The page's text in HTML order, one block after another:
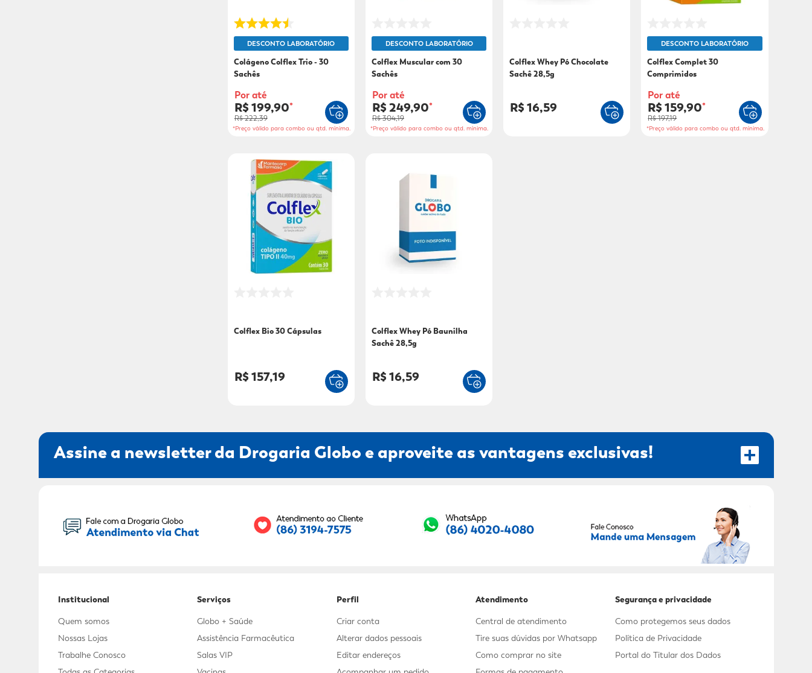
DESCONTO LABORATÓRIO
Colágeno Colflex Trio - 30
Sachês
Por até
R$ 199,90*
R$ 222,39
*Preço válido para combo ou qtd. mínima.
DESCONTO LABORATÓRIO
Colflex Muscular com 30
Sachês
Por até
R$ 249,90*
R$ 304,19
*Preço válido para combo ou qtd. mínima.
Colflex Whey Pó Chocolate
Sachê 28,5g
R$ 16,59
DESCONTO LABORATÓRIO
Colflex Complet 30
Comprimidos
Por até
R$ 159,90*
R$ 197,19
*Preço válido para combo ou qtd. mínima.
Colflex Bio 30 Cápsulas
R$ 157,19
Colflex Whey Pó Baunilha
Sachê 28,5g
R$ 16,59
Assine a newsletter da Drogaria Globo e aproveite as vantagens exclusivas!
RECEBER OFERTAS EXCLUSIVAS!
Institucional
Quem somos
Nossas Lojas
Trabalhe Conosco
Serviços
Globo + Saúde
Assistência Farmacêutica
Salas VIP
Perfil
Criar conta
Alterar dados pessoais
Editar endereços
Atendimento
Central de atendimento
Tire suas dúvidas por Whatsapp
Como comprar no site
Segurança e privacidade
Como protegemos seus dados
Política de Privacidade
Portal do Titular dos Dados